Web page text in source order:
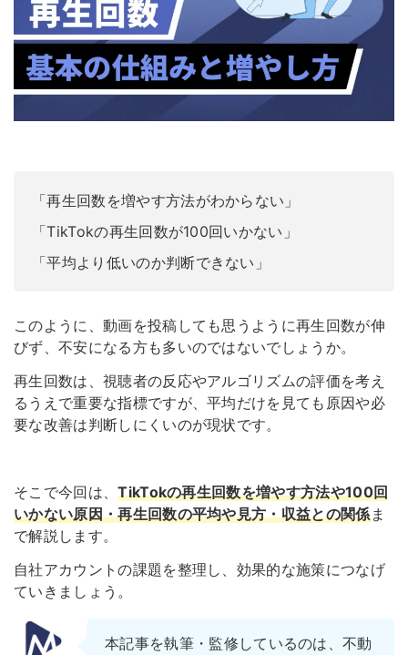
「再生回数を増やす方法がわからない」
「TikTokの再生回数が100回いかない」
「平均より低いのか判断できない」
このように、動画を投稿しても思うように再生回数が伸
びず、不安になる方も多いのではないでしょうか。
再生回数は、視聴者の反応やアルゴリズムの評価を考え
るうえで重要な指標ですが、平均だけを見ても原因や必
要な改善は判断しにくいのが現状です。
そこで今回は、TikTokの再生回数を増やす方法や100回
いかない原因・再生回数の平均や見方・収益との関係ま
で解説します。
自社アカウントの課題を整理し、効果的な施策につなげ
ていきましょう。
本記事を執筆・監修しているのは、不動